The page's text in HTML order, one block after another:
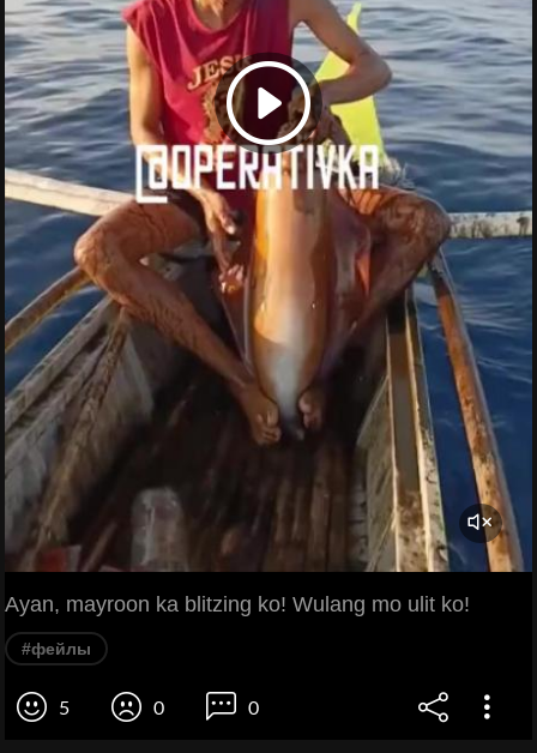
Ayan, mayroon ka blitzing ko! Wulang mo ulit ko!
#фейлы
5 0 0